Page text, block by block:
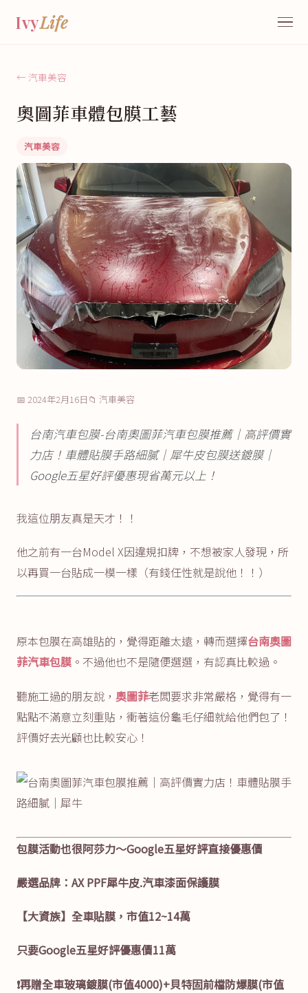
IvyLife
← 汽車美容
奧圖菲車體包膜工藝
汽車美容
📅 2024年2月16日 📁 汽車美容
台南汽車包膜-台南奧圖菲汽車包膜推薦｜高評價實
力店！車體貼膜手路細膩｜犀牛皮包膜送鍍膜｜
Google五星好評優惠現省萬元以上！
我這位朋友真是天才！！
他之前有一台Model X因違規扣牌，不想被家人發現，所
以再買一台貼成一模一樣（有錢任性就是說他！！）
原本包膜在高雄貼的，覺得距離太遠，轉而選擇台南奧圖
菲汽車包膜 。不過他也不是隨便選選，有認真比較過。
聽施工過的朋友說， 奧圖菲老闆要求非常嚴格，覺得有一
點點不滿意立刻重貼，衝著這份龜毛仔細就給他們包了！
評價好去光顧也比較安心！
包膜活動也很阿莎力～Google五星好評直接優惠價
嚴選品牌：AX PPF犀牛皮.汽車漆面保護膜
【大資族】全車貼膜，市值12~14萬
只要Google五星好評優惠價11萬
❗再贈全車玻璃鍍膜(市值4000)+貝特固前檔防爆膜(市值